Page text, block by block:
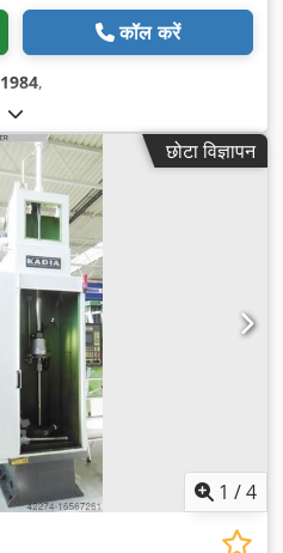
कॉल करें
1984,
छोटा विज्ञापन
1 /4